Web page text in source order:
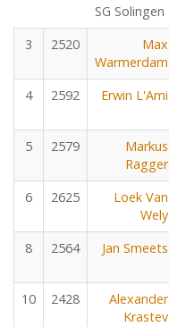
SG Solingen
3
2520
Max
Warmerdam
4 2592 Erwin L'Ami
5 2579
Markus
Ragger
6 2625
Loek Van
Wely
8 2564 Jan Smeets
10 2428
Alexander
Krastev